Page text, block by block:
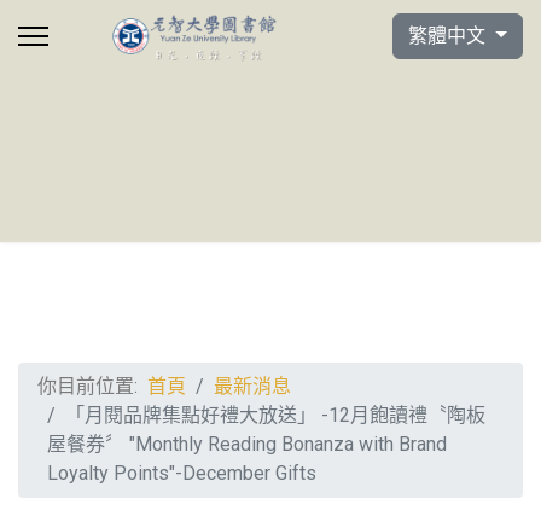
選擇你的語言
繁體中文
你目前位置: 首頁
最新消息
「月閱品牌集點好禮大放送」 -12月飽讀禮〝陶板
屋餐券〞 "Monthly Reading Bonanza with Brand
Loyalty Points"-December Gifts